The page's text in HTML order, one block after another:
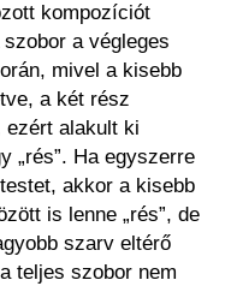
kompozíciót
a végleges
mivel a kisebb
a két rész
ezért alakult ki
„rés”. Ha egyszerre
akkor a kisebb
is lenne „rés”, de
szarv eltérő
teljes szobor nem